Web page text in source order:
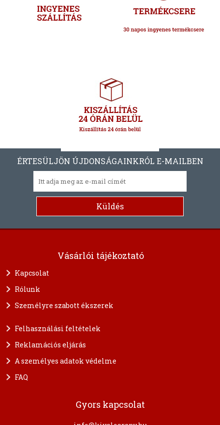
ÉRTESÜLJÖN ÚJDONSÁGAINKRÓL E-MAILBEN
Vásárlói tájékoztató
Kapcsolat
Rólunk
Személyre szabott ékszerek
Felhasználási feltételek
Reklamációs eljárás
A személyes adatok védelme
FAQ
Gyors kapcsolat